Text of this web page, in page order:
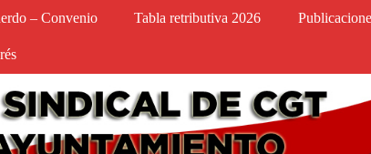
– Convenio Tabla retributiva 2026